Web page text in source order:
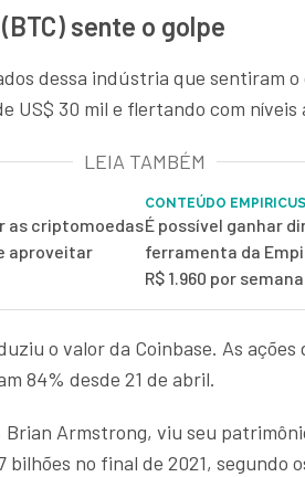
sente o golpe
dessa indústria que sentiram
US$ 30 mil e flertando com níveis
LEIA TAMBÉM
as criptomoedas
aproveitar
CONTEÚDO EMPIRICUS
É possível ganhar
ferramenta da
R$ 1.960 por semana
o valor da Coinbase. As ações
84% desde 21 de abril.
Armstrong, viu seu
bilhões no final de 2021, segundo